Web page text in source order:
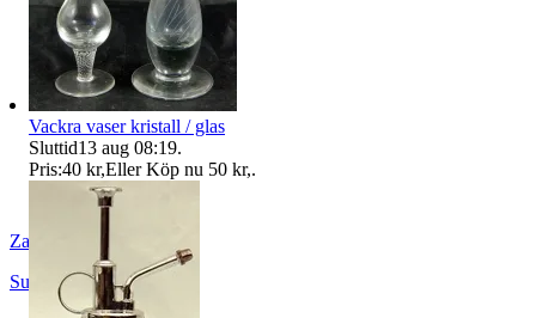
Zappoz1
Sunnansjö,Sverige
Vackra vaser kristall / glas
Sluttid13 aug 08:19.
Pris:40 kr,Eller Köp nu 50 kr,.